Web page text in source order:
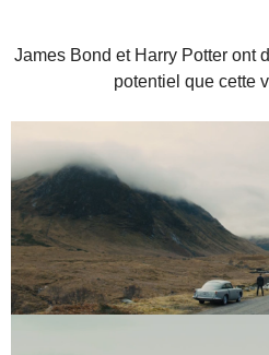
James Bond et Harry Potter ont
potentiel que cette